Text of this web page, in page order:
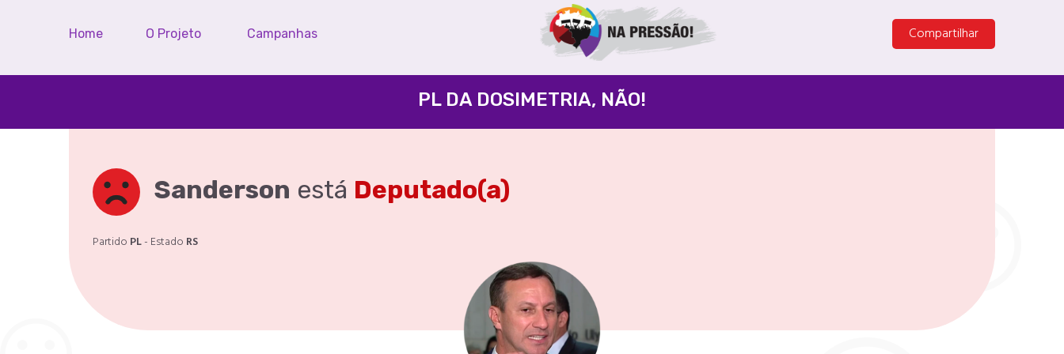
Home O Projeto Campanhas Compartilhar
PL DA DOSIMETRIA, NÃO!
Sanderson está Deputado(a)
Partido PL- Estado RS